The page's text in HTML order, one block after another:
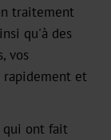
traitement
qu'à des
vos
rapidement et
qui ont fait